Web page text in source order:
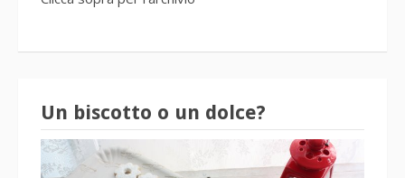
Un biscotto o un dolce?